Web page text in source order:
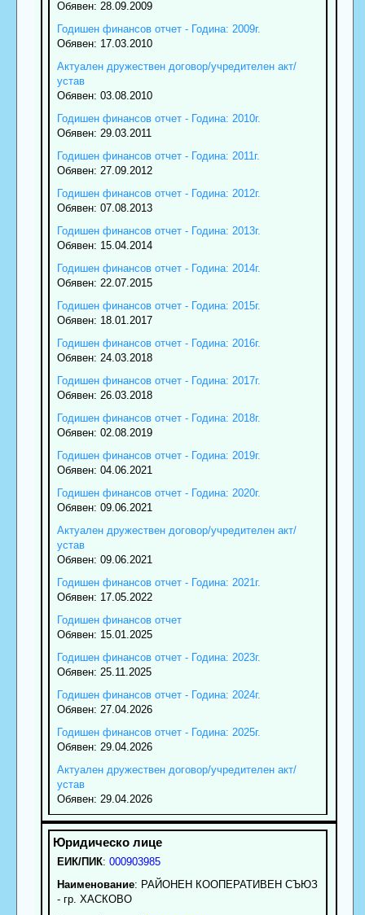
Обявен: 28.09.2009
Годишен финансов отчет - Година: 2009г.
Обявен: 17.03.2010
Актуален дружествен договор/учредителен акт/
устав
Обявен: 03.08.2010
Годишен финансов отчет - Година: 2010г.
Обявен: 29.03.2011
Годишен финансов отчет - Година: 2011г.
Обявен: 27.09.2012
Годишен финансов отчет - Година: 2012г.
Обявен: 07.08.2013
Годишен финансов отчет - Година: 2013г.
Обявен: 15.04.2014
Годишен финансов отчет - Година: 2014г.
Обявен: 22.07.2015
Годишен финансов отчет - Година: 2015г.
Обявен: 18.01.2017
Годишен финансов отчет - Година: 2016г.
Обявен: 24.03.2018
Годишен финансов отчет - Година: 2017г.
Обявен: 26.03.2018
Годишен финансов отчет - Година: 2018г.
Обявен: 02.08.2019
Годишен финансов отчет - Година: 2019г.
Обявен: 04.06.2021
Годишен финансов отчет - Година: 2020г.
Обявен: 09.06.2021
Актуален дружествен договор/учредителен акт/
устав
Обявен: 09.06.2021
Годишен финансов отчет - Година: 2021г.
Обявен: 17.05.2022
Годишен финансов отчет
Обявен: 15.01.2025
Годишен финансов отчет - Година: 2023г.
Обявен: 25.11.2025
Годишен финансов отчет - Година: 2024г.
Обявен: 27.04.2026
Годишен финансов отчет - Година: 2025г.
Обявен: 29.04.2026
Актуален дружествен договор/учредителен акт/
устав
Обявен: 29.04.2026
ЕИК/ПИК: 000903985
Наименование: РАЙОНЕН КООПЕРАТИВЕН СЪЮЗ
- гр. ХАСКОВО